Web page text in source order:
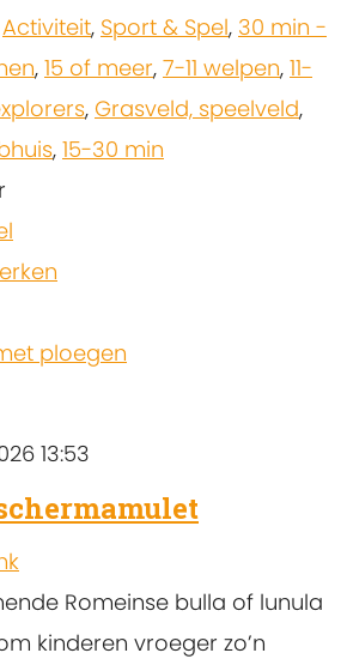
Activiteit, Sport & Spel, 30 min -
, 15 of meer, 7-11 welpen, 11-
, Grasveld, speelveld,
, 15-30 min
ploegen
13:53
Romeinse bulla of lunula
kinderen vroeger zo’n